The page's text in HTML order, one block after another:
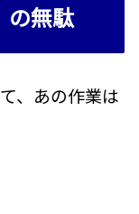
の無駄
、あの作業は